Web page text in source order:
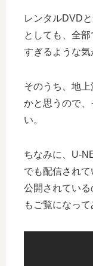
レンタルDVD
としても、全
すぎるような気
そのうち、地
かと思うので
い。
ちなみに、U-
でも配信され
公開されてい
もご覧になっ